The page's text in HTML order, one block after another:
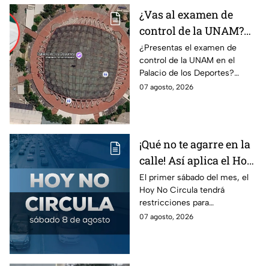
¿Vas al examen de
control de la UNAM?
Así puedes llegar al
Palacio de los Deportes
en Metro, camión y
Metrobús
¿Presentas el examen de
control de la UNAM en el
Palacio de los Deportes?
Consulta cómo llegar en
07 agosto, 2026
¡Qué no te agarre en la
calle! Así aplica el Hoy
No Circula el primer
sábado del mes
El primer sábado del mes, el
Hoy No Circula tendrá
restricciones para
determinados vehículos en la
07 agosto, 2026